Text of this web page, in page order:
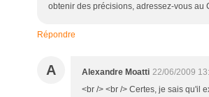
obtenir des précisions, adressez-vous au
Répondre
A Alexandre Moatti 22/06/2009
<br /> <br /> Certes, je sais qu'il